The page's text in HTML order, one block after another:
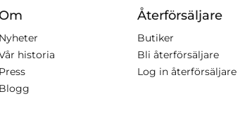
Nyheter
historia
Press
Blogg
Återförsäljare
Butiker
Bli återförsäljare
Log in återförsäljare